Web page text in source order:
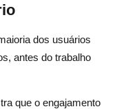
dos usuários
antes do trabalho
que o engajamento